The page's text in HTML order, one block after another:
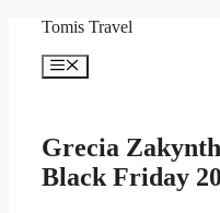
conținut
Tomis Travel
Meniu
Grecia
Black Friday